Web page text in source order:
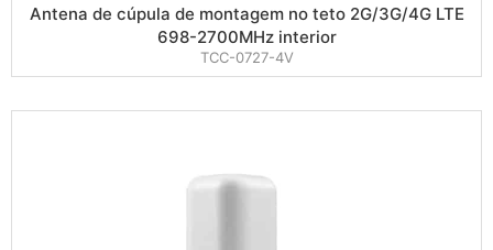
Antena de cúpula de montagem no teto 2G/3G/4G LTE
698-2700MHz interior
TCC-0727-4V